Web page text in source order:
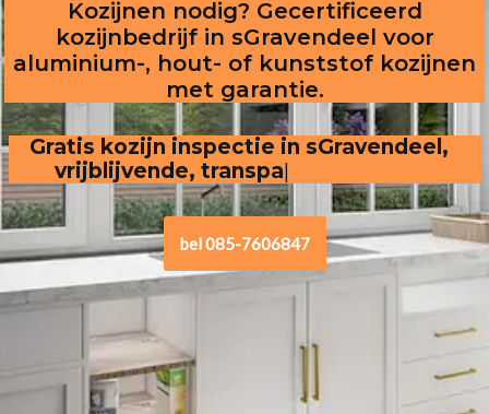
Kozijnen nodig? Gecertificeerd
kozijnbedrijf in sGravendeel voor
aluminium-, hout- of kunststof kozijnen
met garantie.
Gratis kozijn inspectie in sGravendeel,
vrijblijvende, transparante offerte
bel 085-7606847